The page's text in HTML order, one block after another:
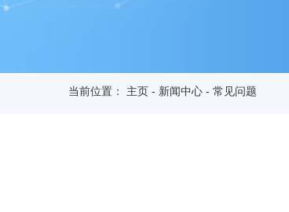
当前位置： 主页 - 新闻中心 - 常见问题